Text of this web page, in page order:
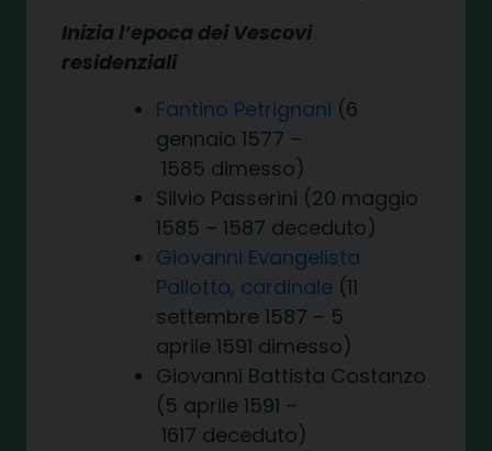
Inizia l’epoca dei Vescovi
residenziali
Fantino Petrignani (6
gennaio 1577 –
1585 dimesso)
Silvio Passerini (20 maggio
1585 – 1587 deceduto)
Giovanni Evangelista
Pallotta, cardinale (11
settembre 1587 – 5
aprile 1591 dimesso)
Giovanni Battista Costanzo
(5 aprile 1591 –
1617 deceduto)